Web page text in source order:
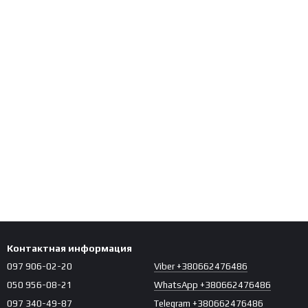
Контактная информация
097 906-02-20
050 956-08-21
097 340-49-87
Viber +380662476486
WhatsApp +380662476486
Telegram +380662476486